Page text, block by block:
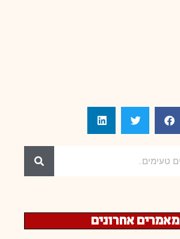
מאמרים אחרונים